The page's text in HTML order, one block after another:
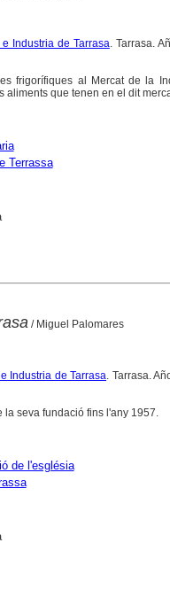
Industria de Tarrasa. Tarrasa.
frigorífiques al Mercat de la
aliments que tenen en el dit
Terrassa
/ Miguel Palomares
Industria de Tarrasa. Tarrasa.
la seva fundació fins l'any 1957.
de l'església